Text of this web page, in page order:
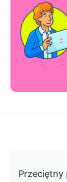
Przeciętny